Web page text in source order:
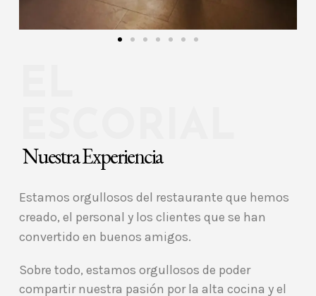
Nuestra Experiencia
Estamos orgullosos del restaurante que hemos
creado, el personal y los clientes que se han
convertido en buenos amigos.
Sobre todo, estamos orgullosos de poder
compartir nuestra pasión por la alta cocina y el